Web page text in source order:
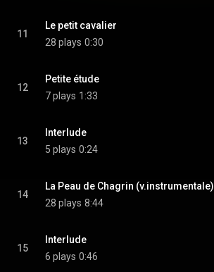
11
Le petit cavalier
28 plays 0:30
12
Petite étude
7 plays 1:33
13
Interlude
5 plays 0:24
14
La Peau de Chagrin (v.instrumentale)
28 plays 8:44
15
Interlude
6 plays 0:46